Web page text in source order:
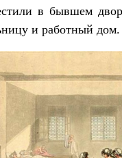
в бывшем
и работный дом.